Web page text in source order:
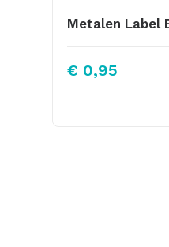
€ 0,95